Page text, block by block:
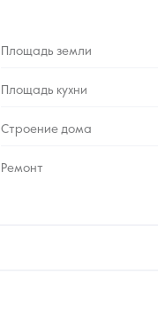
Площадь земли
Площадь кухни
Строение дома
Ремонт